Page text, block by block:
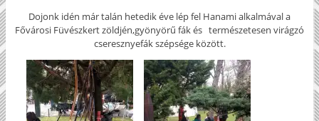
Dojonk idén már talán hetedik éve lép fel Hanami alkalmával a
Fővárosi Füvészkert zöldjén,gyönyörű fák és természetesen virágzó
cseresznyefák szépsége között.